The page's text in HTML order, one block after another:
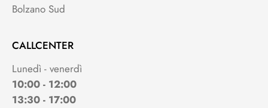
Bolzano Sud
CALLCENTER
Lunedì - venerdì
10:00 - 12:00
13:30 - 17:00